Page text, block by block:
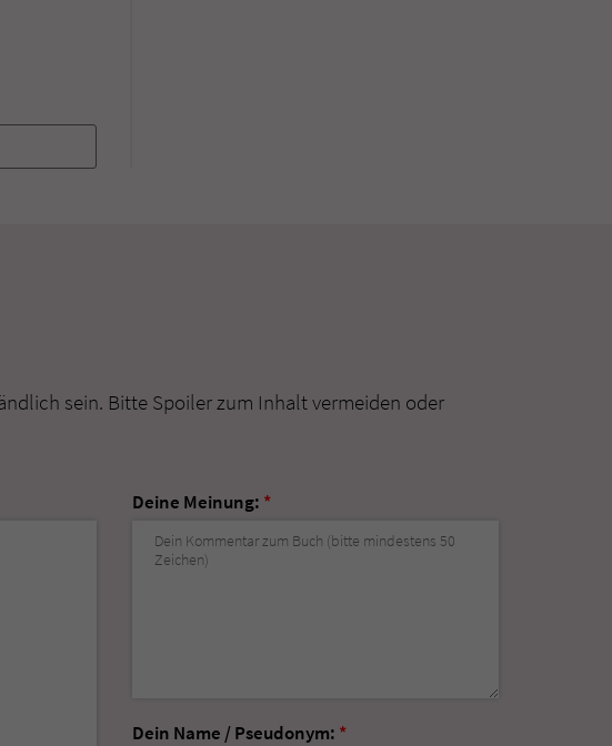
sein. Bitte Spoiler zum Inhalt vermeiden oder
Deine Meinung: *
Dein Name / Pseudonym: *